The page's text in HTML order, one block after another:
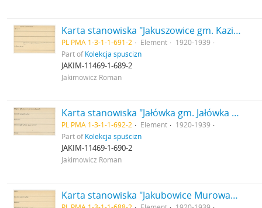
Karta stanowiska "Jakuszowice gm. Kazimierza W-ka pow. Pińczów woj. Kieleckie" (druk rękopis) - strona 2
PL PMA 1-3-1-1-691-2 Element
1920-1939
Part ofKolekcja spuścizn
JAKIM-11469-1-689-2
Jakimowicz Roman
Karta stanowiska "Jałówka gm. Jałówka pow. Wołkowyski woj. białostockie" (druk rękopis) - strona 2
PL PMA 1-3-1-1-692-2 Element
1920-1939
Part ofKolekcja spuścizn
JAKIM-11469-1-690-2
Jakimowicz Roman
Karta stanowiska "Jakubowice Murowane gm. Wólka pow. Lublin woj. Lublin" (druk rękopis) - strona 2